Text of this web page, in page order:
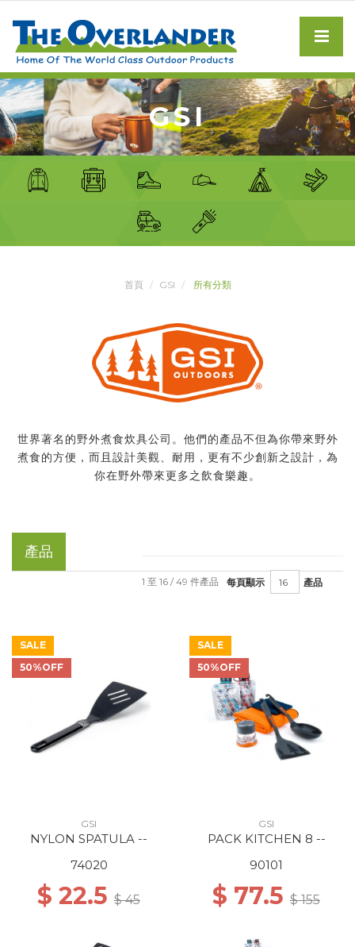
GSI
首頁 GSI 所有分類
世界著名的野外煮食炊具公司。他們的產品不但為你帶來野外
煮食的方便，而且設計美觀、耐用，更有不少創新之設計，為
你在野外帶來更多之飲食樂趣。
產品
每頁顯示 產品
1 至 16 / 49 件產品
SALE
50%OFF
GSI
NYLON SPATULA --
74020
$ 22.5 $ 45
SALE
50%OFF
GSI
PACK KITCHEN 8 --
90101
$ 77.5 $ 155